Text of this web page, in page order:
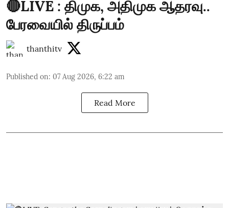
🔴LIVE : திமுக, அதிமுக ஆதரவு..
பேரவையில் திருப்பம்
thanthitv
Published on: 07 Aug 2026, 6:22 am
Read More